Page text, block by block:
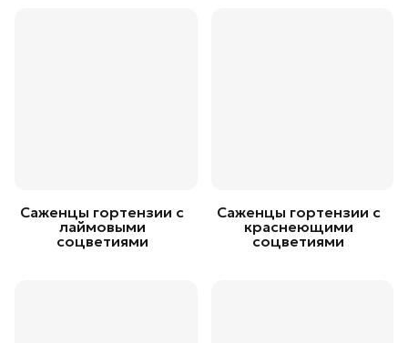
Саженцы гортензии с
лаймовыми
соцветиями
Саженцы гортензии с
краснеющими
соцветиями